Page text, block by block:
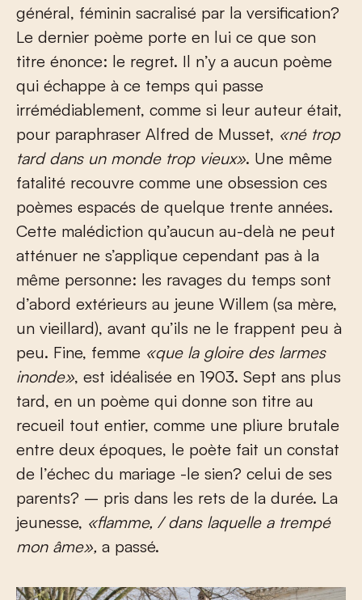
général, féminin sacralisé par la versification?
Le dernier poème porte en lui ce que son
titre énonce: le regret. Il n’y a aucun poème
qui échappe à ce temps qui passe
irrémédiablement, comme si leur auteur était,
pour paraphraser Alfred de Musset, «né trop
tard dans un monde trop vieux». Une même
fatalité recouvre comme une obsession ces
poèmes espacés de quelque trente années.
Cette malédiction qu’aucun au-delà ne peut
atténuer ne s’applique cependant pas à la
même personne: les ravages du temps sont
d’abord extérieurs au jeune Willem (sa mère,
un vieillard), avant qu’ils ne le frappent peu à
peu. Fine, femme «que la gloire des larmes
inonde», est idéalisée en 1903. Sept ans plus
tard, en un poème qui donne son titre au
recueil tout entier, comme une pliure brutale
entre deux époques, le poète fait un constat
de l’échec du mariage -le sien? celui de ses
parents? – pris dans les rets de la durée. La
jeunesse, «flamme, / dans laquelle a trempé
mon âme», a passé.